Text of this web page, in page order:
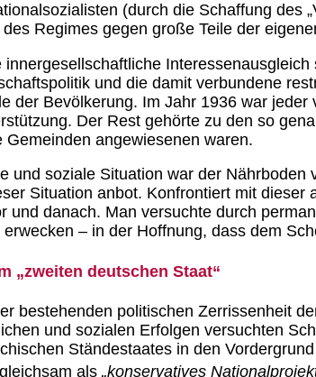
(durch die Schaffung des
Regimes gegen große Teile der
und die damit verbundene
der Bevölkerung. Im Jahr 1936 war
Der Rest gehörte zu den so
angewiesenen waren.
und soziale Situation war der
Situation anbot. Konfrontiert mit
und danach. Man versuchte durch
– in der Hoffnung, dass dem
„zweiten deutschen Staat“
bestehenden politischen Zerrissenheit
und sozialen Erfolgen versuchten
Ständestaates in den
als „konservatives